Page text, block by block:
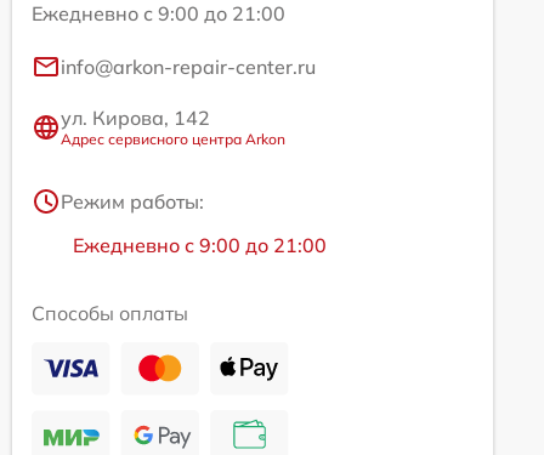
Ежедневно с 9:00 до 21:00
info@arkon-repair-center.ru
ул. Кирова, 142
Адрес сервисного центра Arkon
Режим работы:
Ежедневно с 9:00 до 21:00
Способы оплаты